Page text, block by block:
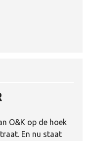
O&K op de hoek
En nu staat